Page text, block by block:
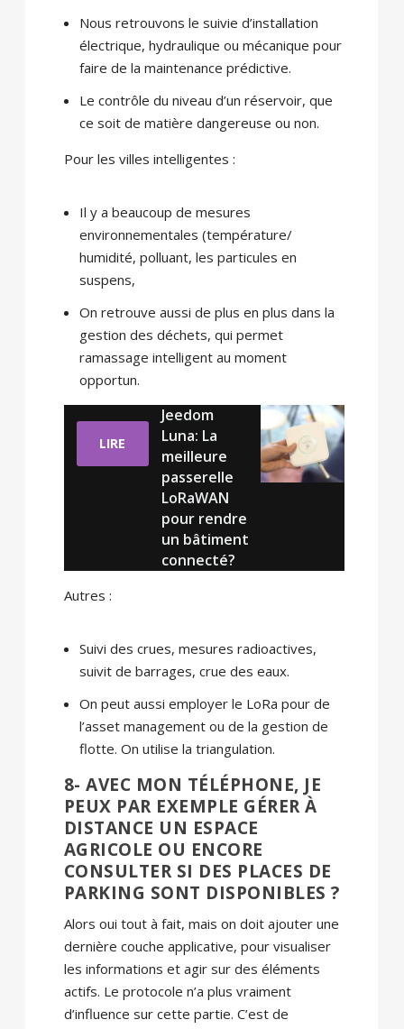
Nous retrouvons le suivie d’installation
électrique, hydraulique ou mécanique pour
faire de la maintenance prédictive.
Le contrôle du niveau d’un réservoir, que
ce soit de matière dangereuse ou non.
Pour les villes intelligentes :
Il y a beaucoup de mesures
environnementales (température/
humidité, polluant, les particules en
suspens,
On retrouve aussi de plus en plus dans la
gestion des déchets, qui permet
ramassage intelligent au moment
opportun.
LIRE
Jeedom
Luna: La
meilleure
passerelle
LoRaWAN
pour rendre
un bâtiment
connecté?
Autres :
Suivi des crues, mesures radioactives,
suivit de barrages, crue des eaux.
On peut aussi employer le LoRa pour de
l’asset management ou de la gestion de
flotte. On utilise la triangulation.
8- AVEC MON TÉLÉPHONE, JE
PEUX PAR EXEMPLE GÉRER À
DISTANCE UN ESPACE
AGRICOLE OU ENCORE
CONSULTER SI DES PLACES DE
PARKING SONT DISPONIBLES ?
Alors oui tout à fait, mais on doit ajouter une
dernière couche applicative, pour visualiser
les informations et agir sur des éléments
actifs. Le protocole n’a plus vraiment
d’influence sur cette partie. C’est de